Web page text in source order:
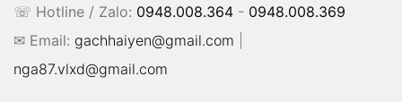
☏ Hotline / Zalo: 0948.008.364 - 0948.008.369
✉ Email: gachhaiyen@gmail.com
nga87.vlxd@gmail.com